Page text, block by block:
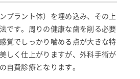
プラント体）を埋め込み、その上
です。周りの健康な歯を削る必要
覚でしっかり噛める点が大きな特
しく仕上がりますが、外科手術が
自費診療となります。